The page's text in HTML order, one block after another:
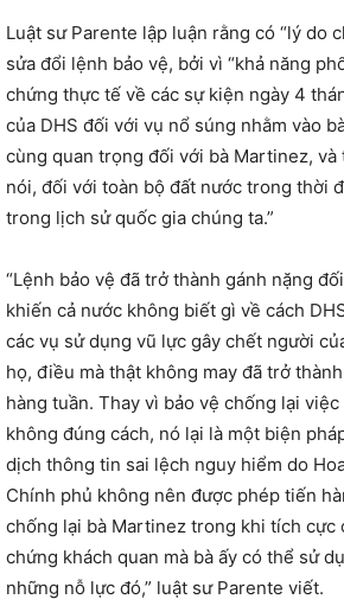
Luật sư Parente lập luận rằng có “lý do
sửa đổi lệnh bảo vệ, bởi vì “khả năng
chứng thực tế về các sự kiện ngày 4
của DHS đối với vụ nổ súng nhằm vào
cùng quan trọng đối với bà Martinez, và
nói, đối với toàn bộ đất nước trong thời
trong lịch sử quốc gia chúng ta.”
“Lệnh bảo vệ đã trở thành gánh nặng
khiến cả nước không biết gì về cách
các vụ sử dụng vũ lực gây chết người
họ, điều mà thật không may đã trở
hàng tuần. Thay vì bảo vệ chống lại
không đúng cách, nó lại là một biện
dịch thông tin sai lệch nguy hiểm do
Chính phủ không nên được phép tiến
chống lại bà Martinez trong khi tích cực
chứng khách quan mà bà ấy có thể sử
những nỗ lực đó,” luật sư Parente viết.